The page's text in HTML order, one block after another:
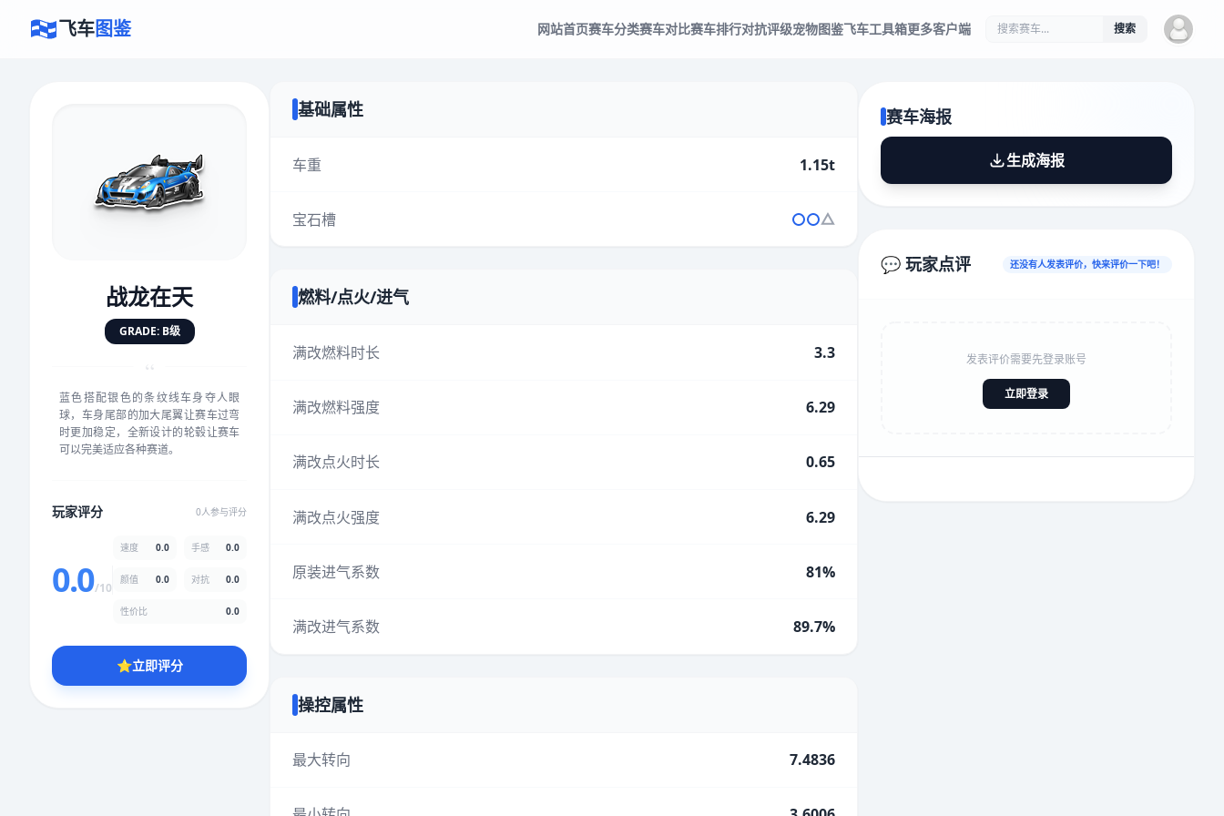
飞车图鉴 网站首页赛车分类赛车对比赛车排行对抗评级宠物图鉴飞车工具箱更多客户端 搜索
战龙在天
GRADE: B级
“
蓝色搭配银色的条纹线车身夺人眼
球，车身尾部的加大尾翼让赛车过弯
时更加稳定，全新设计的轮毂让赛车
可以完美适应各种赛道。
玩家评分 0人参与评分
0.0/10
速度 0.0 手感 0.0
颜值 0.0 对抗 0.0
性价比 0.0
⭐立即评分
基础属性
车重 1.15t
宝石槽
燃料/点火/进气
满改燃料时长 3.3
满改燃料强度 6.29
满改点火时长 0.65
满改点火强度 6.29
原装进气系数 81%
满改进气系数 89.7%
操控属性
最大转向 7.4836
赛车海报
生成海报
💬 玩家点评 还没有人发表评价，快来评价一下吧！
发表评价需要先登录账号
立即登录
评价赛车
5.0分
对抗
★★★★★★
手感 5.0分
★ ★★★★★★★★
★★★★
性价比 5.0分
★★★ ★★
* 综合评分为玩家评分结果，速度占比0%，手感占比0%，对抗占比
0%，性价比占比0%，颜值占比0%